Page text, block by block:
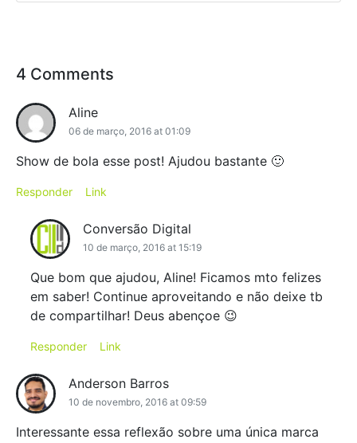
4 Comments
Aline
06 de março, 2016 at 01:09
Show de bola esse post! Ajudou bastante 🙂
Responder Link
Conversão Digital
10 de março, 2016 at 15:19
Que bom que ajudou, Aline! Ficamos mto felizes
em saber! Continue aproveitando e não deixe tb
de compartilhar! Deus abençoe 😉
Responder Link
Anderson Barros
10 de novembro, 2016 at 09:59
Interessante essa reflexão sobre uma única marca